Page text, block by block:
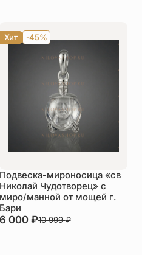
Хит -45%
Подвеска-мироносица «св
Николай Чудотворец» с
миро/манной от мощей г.
Бари
6 000 ₽10 999₽